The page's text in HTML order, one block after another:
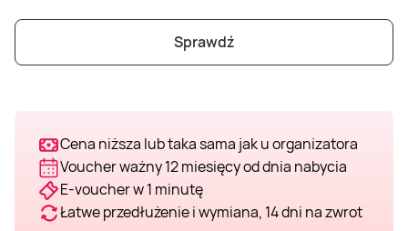
Masaż sportowy
Masaż Shiatsu
Jazda czołgiem
Pojazdy militarne
Wspinaczka
Tenis
SUP
Sprawdź
Cena niższa lub taka sama jak u organizatora
Voucher ważny 12 miesięcy od dnia nabycia
E-voucher w 1 minutę
Łatwe przedłużenie i wymiana, 14 dni na zwrot